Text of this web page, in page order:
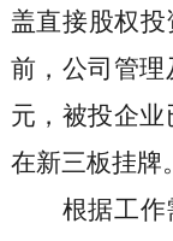
盖直接股权投
前，公司管理
元，被投企业
在新三板挂牌。
根据工作